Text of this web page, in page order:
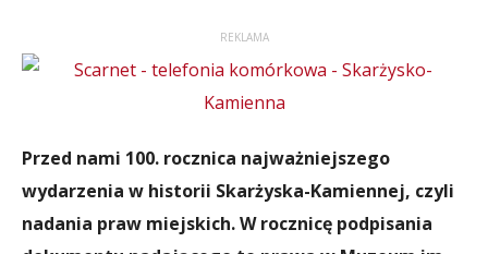
REKLAMA
Przed nami 100. rocznica najważniejszego
wydarzenia w historii Skarżyska-Kamiennej, czyli
nadania praw miejskich. W rocznicę podpisania